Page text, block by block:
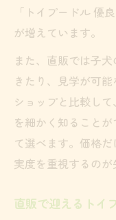
「トイプードル 優
が増えています。
また、直販では子
きたり、見学が可
ショップと比較し
を細かく知ること
て選べます。価格
実度を重視するのが
直販で迎えるトイ